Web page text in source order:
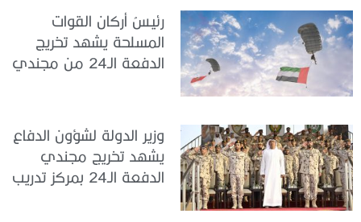
رئيسُ أركان القوات
المسلحة يشهد تخريج
الدفعة الـ24 من مجندي
وزير الدولة لشؤون الدفاع
يشهد تخريج مجندي
الدفعة الـ24 بمركز تدريب